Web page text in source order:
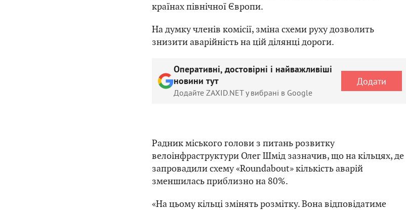
країнах північної Європи.
На думку членів комісії, зміна схеми руху дозволить
знизити аварійність на цій ділянці дороги.
Оперативні, достовірні і найважливіші
новини тут
Додайте ZAXID.NET у вибрані в Google
Додати
Радник міського голови з питань розвитку
велоінфраструктури Олег Шмід зазначив, що на кільцях, де
запровадили схему «Roundabout» кількість аварій
зменшилась приблизно на 80%.
«На цьому кільці змінять розмітку. Вона відповідатиме